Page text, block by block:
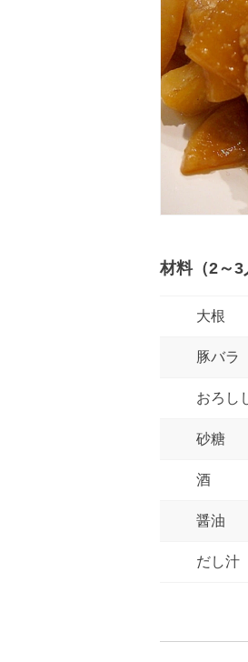
材料（2～3
大根
豚バラ
おろし
砂糖
酒
醤油
だし汁